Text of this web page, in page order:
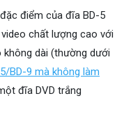
điểm của đĩa BD-5
chất lượng cao với
không dài (thường dưới
BD-9 mà không làm
đĩa DVD trắng